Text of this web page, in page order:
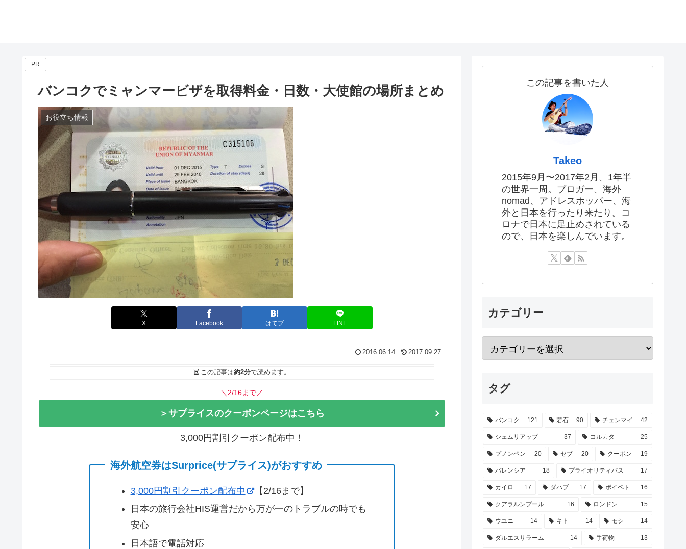
PR
バンコクでミャンマービザを取得料金・日数・大使館の場所まとめ
お役立ち情報
X Facebook はてブ LINE
2016.06.14 2017.09.27
この記事は約2分で読めます。
＼2/16まで／
＞サプライスのクーポンページはこちら
3,000円割引クーポン配布中！
海外航空券はSurprice(サプライス)がおすすめ
3,000円割引クーポン配布中
【2/16まで】
日本の旅行会社HIS運営だから万が一のトラブルの時でも
安心
日本語で電話対応
この記事を書いた人
Takeo
2015年9月〜2017年2月、1年半
の世界一周。ブロガー、海外
nomad、アドレスホッパー、海
外と日本を行ったり来たり。コ
ロナで日本に足止めされている
ので、日本を楽しんでいます。
カテゴリー
タグ
バンコク 121 若石 90 チェンマイ 42
シェムリアップ 37 コルカタ 25
プノンペン 20 セブ 20 クーポン 19
バレンシア 18 プライオリティパス 17
カイロ 17 ダハブ 17 ポイペト 16
クアラルンプール 16 ロンドン 15
ウユニ 14 キト 14 モシ 14
ダルエスサラーム 14 手荷物 13